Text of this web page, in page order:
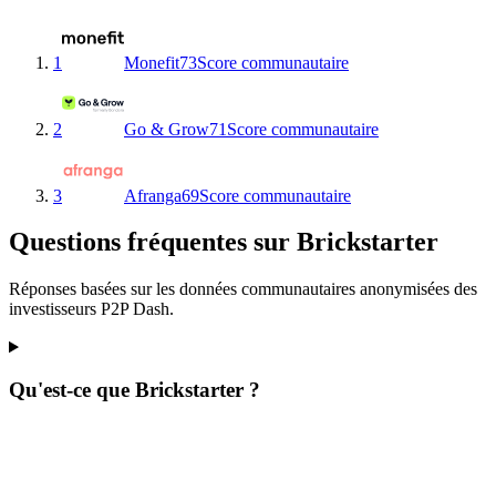
1 Monefit73Score communautaire
2 Go & Grow71 Score communautaire
3 Afranga69Score communautaire
Questions fréquentes sur Brickstarter
Réponses basées sur les données communautaires anonymisées des
investisseurs P2P Dash.
Qu'est-ce que Brickstarter ?